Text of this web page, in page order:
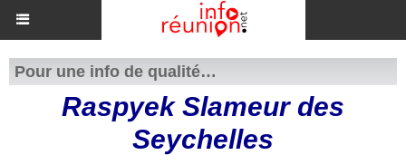
Pour une info de qualité…
Raspyek Slameur des
Seychelles